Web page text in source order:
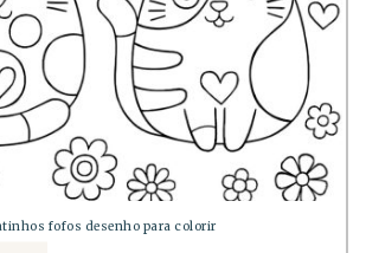
fofos desenho para colorir